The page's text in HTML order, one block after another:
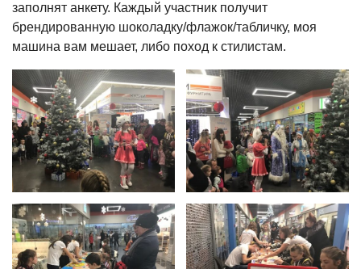
заполнят анкету. Каждый участник получит
брендированную шоколадку/флажок/табличку, моя
машина вам мешает, либо поход к стилистам.